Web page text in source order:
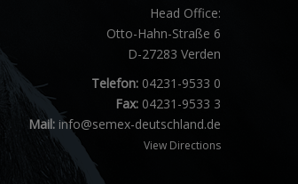
Head Office:
Otto-Hahn-Straße 6
D-27283 Verden
Telefon:04231-9533 0
Fax:04231-9533 3
Mail: info@semex-deutschland.de
View Directions